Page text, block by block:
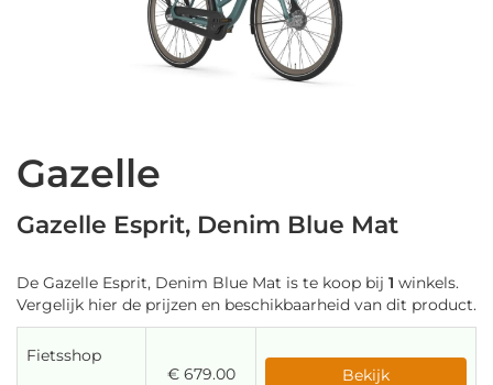
Gazelle
Gazelle Esprit, Denim Blue Mat
De Gazelle Esprit, Denim Blue Mat is te koop bij 1 winkels.
Vergelijk hier de prijzen en beschikbaarheid van dit product.
Fietsshop
€ 679.00 Bekijk